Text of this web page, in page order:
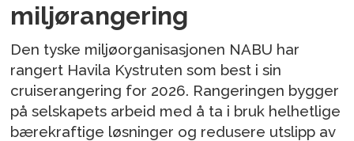
miljørangering
Den tyske miljøorganisasjonen NABU har
rangert Havila Kystruten som best i sin
cruiserangering for 2026. Rangeringen bygger
på selskapets arbeid med å ta i bruk helhetlige
bærekraftige løsninger og redusere utslipp av